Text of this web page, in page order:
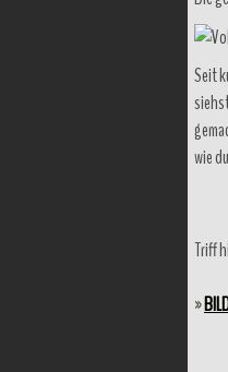
Seit
wie
Triff
»